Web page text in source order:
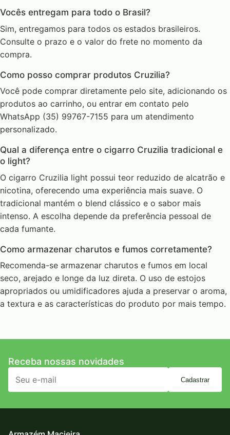
Vocês entregam para todo o Brasil?
Sim, entregamos para todos os estados brasileiros.
Consulte o prazo e o valor do frete no momento da
compra.
Como posso comprar produtos Cruzilia?
Você pode comprar diretamente pelo site, adicionando os
produtos ao carrinho, ou entrar em contato pelo
WhatsApp (35) 99767-7155 para um atendimento
personalizado.
Qual a diferença entre o cigarro Cruzilia tradicional e
o light?
O cigarro Cruzilia light possui teor reduzido de alcatrão e
nicotina, oferecendo uma experiência mais suave. O
tradicional mantém o blend clássico e o sabor mais
intenso. A escolha depende da preferência pessoal de
cada fumante.
Como armazenar charutos e fumos corretamente?
Recomenda-se armazenar charutos e fumos em local
seco, arejado e longe da luz direta. O uso de estojos
apropriados ou umidificadores ajuda a preservar o aroma,
a textura e as características do produto por mais tempo.
Receba nossas novidades
Cadastrar